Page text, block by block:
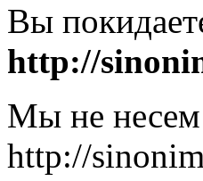
Вы
http://
Мы не несем
http://